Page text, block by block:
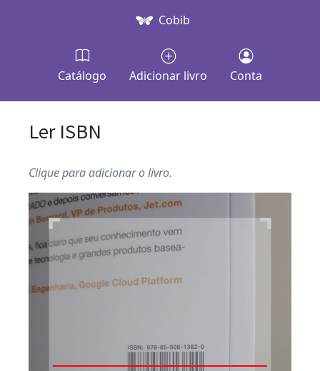
Cobib
Catálogo Adicionar livro Conta
Ler ISBN
Clique para adicionar o livro.